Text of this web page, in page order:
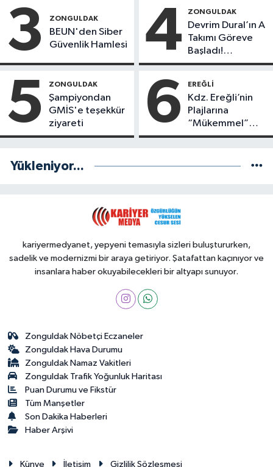
Başladı
3 ZONGULDAK
BEUN'den Siber
Güvenlik Hamlesi
4 ZONGULDAK
Devrim Dural’ın A
Takımı Göreve
Başladı!
Yönetimde
5 ZONGULDAK
Şampiyondan
GMİS'e teşekkür
ziyareti
6 EREĞLI
Kdz. Ereğli’nin
Plajlarına
“Mükemmel”
Notu!
Yükleniyor...
kariyermedyanet, yepyeni temasıyla sizleri buluştururken,
sadelik ve modernizmi bir araya getiriyor. Şatafattan kaçınıyor ve
insanlara haber okuyabilecekleri bir altyapı sunuyor.
Zonguldak Nöbetçi Eczaneler
Zonguldak Hava Durumu
Zonguldak Namaz Vakitleri
Zonguldak Trafik Yoğunluk Haritası
Puan Durumu ve Fikstür
Tüm Manşetler
Son Dakika Haberleri
Haber Arşivi
Künye İletişim Gizlilik Sözleşmesi